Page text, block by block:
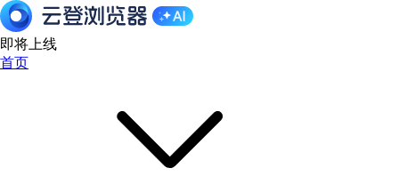
即将上线
首页